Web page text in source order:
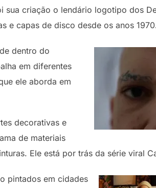
criação o lendário logotipo dos
e capas de disco desde os anos
dentro do
em diferentes
ele aborda em
decorativas e
de materiais
Ele está por trás da série viral
pintados em cidades